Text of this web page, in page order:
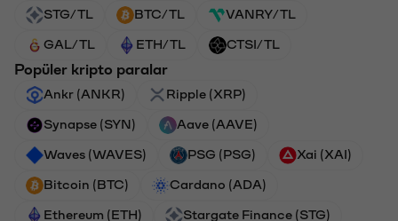
STG/TL BTC/TL VANRY/TL
GAL/TL ETH/TL CTSI/TL
Popüler kripto paralar
Ankr (ANKR) Ripple (XRP)
Synapse (SYN) Aave (AAVE)
Waves (WAVES) PSG (PSG) Xai (XAI)
Bitcoin (BTC) Cardano (ADA)
Ethereum (ETH) Stargate Finance (STG)